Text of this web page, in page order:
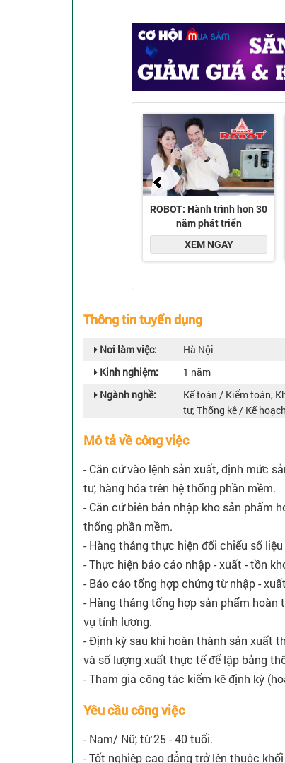
Thông tin tuyển dụng
Nơi làm việc:
Hà Nội
Kinh nghiệm:
1 năm
Ngành nghề:
Kế toán / Kiểm toán,
tư, Thống kê / Kế hoạch
Mô tả về công việc
- Căn cứ vào lệnh sản xuất, định mức
tư, hàng hóa trên hệ thống phần mềm.
- Căn cứ biên bản nhập kho sản phẩm
thống phần mềm.
- Hàng tháng thực hiện đối chiếu số
- Thực hiện báo cáo nhập - xuất - tồn
- Báo cáo tổng hợp chứng từ nhập -
- Hàng tháng tổng hợp sản phẩm
vụ tính lương.
- Định kỳ sau khi hoàn thành sản xuất
và số lượng xuất thực tế để lập bảng
- Tham gia công tác kiểm kê định kỳ
Yêu cầu công việc
- Nam/ Nữ, từ 25 - 40 tuổi.
- Tốt nghiệp cao đẳng trở lên thuộc